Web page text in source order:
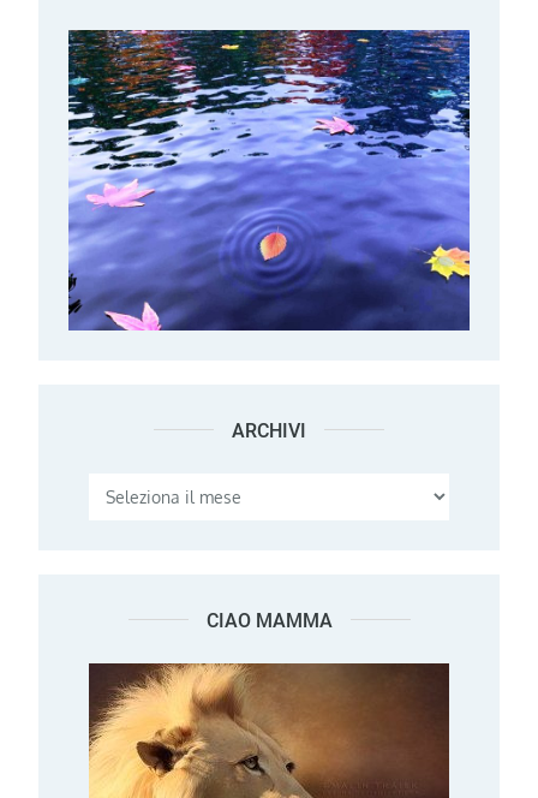
ARCHIVI Archivi
CIAO MAMMA